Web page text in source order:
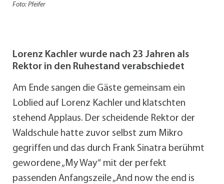
Foto: Pfeifer
Lorenz Kachler wurde nach 23 Jahren als
Rektor in den Ruhestand verabschiedet
Am Ende sangen die Gäste gemeinsam ein
Loblied auf Lorenz Kachler und klatschten
stehend Applaus. Der scheidende Rektor der
Waldschule hatte zuvor selbst zum Mikro
gegriffen und das durch Frank Sinatra berühmt
gewordene „My Way“ mit der perfekt
passenden Anfangszeile „And now the end is